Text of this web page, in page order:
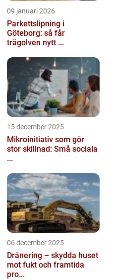
09 januari 2026
Parkettslipning i
Göteborg: så får
trägolven nytt ...
15 december 2025
Mikroinitiativ som gör
stor skillnad: Små sociala
...
06 december 2025
Dränering – skydda huset
mot fukt och framtida
pro...